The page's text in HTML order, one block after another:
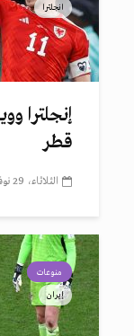
انجلترا
إنجلترا
قطر
الثلاثاء، 29 نوفمبر 2022، 4:55 م
منوعات
إيران